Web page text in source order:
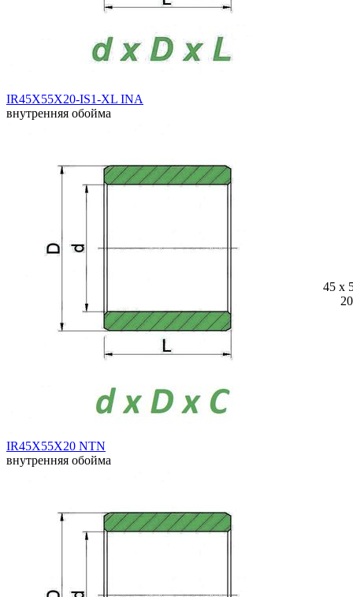
IR45X55X20-IS1-XL INA
внутренняя обойма
IR45X55X20 NTN
внутренняя обойма
45 x
20